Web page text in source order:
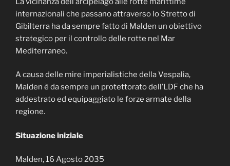
internazionali che passano attraverso lo Stretto di
Gibilterra ha da sempre fatto di Malden un obiettivo
strategico per il controllo delle rotte nel Mar
Mediterraneo.
A causa delle mire imperialistiche della Vespalia,
Malden è da sempre un protettorato dell’LDF che ha
addestrato ed equipaggiato le forze armate della
regione.
Situazione iniziale
Malden, 16 Agosto 2035